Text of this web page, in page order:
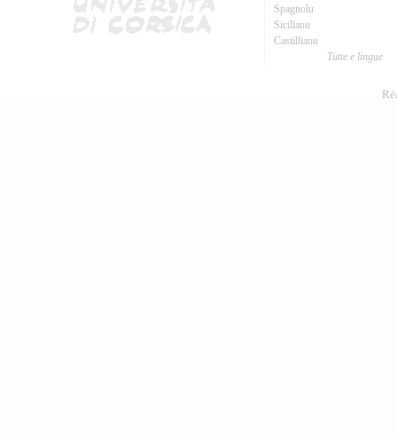
Spagnolu
Sicilianu
Castillianu
Tutte e lingue